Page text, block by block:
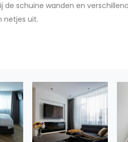
de schuine wanden en
netjes uit.